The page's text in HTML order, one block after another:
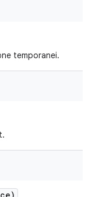
temporanei.